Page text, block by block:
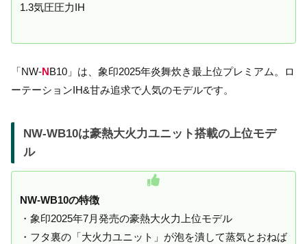
1.3気圧圧力IH
「NW-NB10」は、象印2025年炎舞炊き最上位プレミアム。ロ
ーテーションIH&甘み追求で人気のモデルです。
NW-WB10は豪熱大火力ユニット搭載の上位モデ
ル
NW-WB10の特徴
・象印2025年7月発売の豪熱大火力上位モデル
・フタ裏の「大火力ユニット」が泡を潰して蒸気とおねば